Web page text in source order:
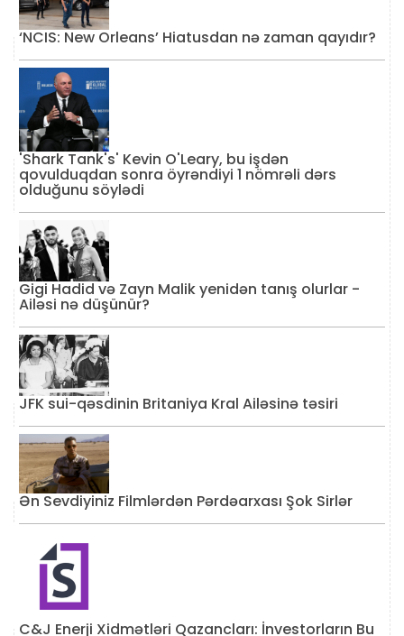
‘NCIS: New Orleans’ Hiatusdan nə zaman qayıdır?
'Shark Tank's' Kevin O'Leary, bu işdən
qovulduqdan sonra öyrəndiyi 1 nömrəli dərs
olduğunu söylədi
Gigi Hadid və Zayn Malik yenidən tanış olurlar -
Ailəsi nə düşünür?
JFK sui-qəsdinin Britaniya Kral Ailəsinə təsiri
Ən Sevdiyiniz Filmlərdən Pərdəarxası Şok Sirlər
C&J Enerji Xidmətləri Qazancları: İnvestorların Bu